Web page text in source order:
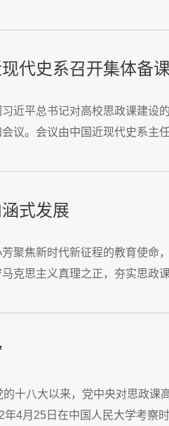
代史系召开集体备
近平总书记对高校思政课建
议。会议由中国近现代史系
式发展
聚焦新时代新征程的教育使
克思主义真理之正，夯实思
的十八大以来，党中央对思
4月25日在中国人民大学考